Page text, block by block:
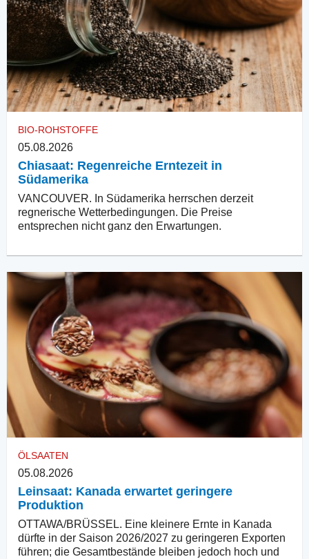
BIO-ROHSTOFFE
05.08.2026
Chiasaat: Regenreiche Erntezeit in
Südamerika
VANCOUVER. In Südamerika herrschen derzeit
regnerische Wetterbedingungen. Die Preise
entsprechen nicht ganz den Erwartungen.
ÖLSAATEN
05.08.2026
Leinsaat: Kanada erwartet geringere
Produktion
OTTAWA/BRÜSSEL. Eine kleinere Ernte in Kanada
dürfte in der Saison 2026/2027 zu geringeren Exporten
führen; die Gesamtbestände bleiben jedoch hoch und